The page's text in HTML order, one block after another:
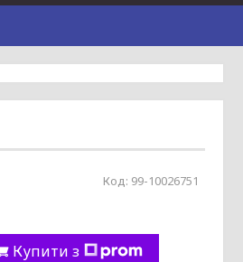
Код: 99-10026751
Купити з